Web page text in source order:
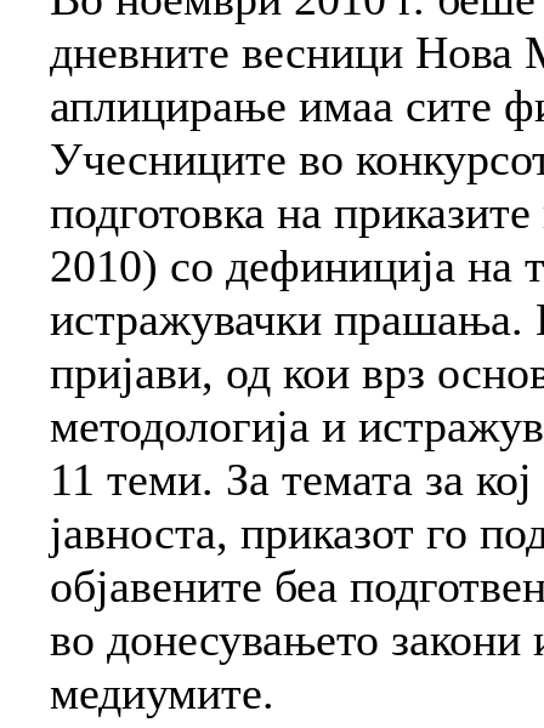
дневните весници Нова
аплицирање имаа сите
Учесниците во
подготовка на
2010) со дефиниција на
истражувачки прашања.
пријави, од кои врз
методологија и
11 теми. За темата за
јавноста, приказот го
објавените беа
во донесувањето
медиумите.